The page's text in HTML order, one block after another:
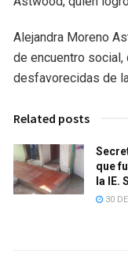
Alejandra Moreno
de encuentro
desfavorecidas de
Related posts
que
la IE.
30